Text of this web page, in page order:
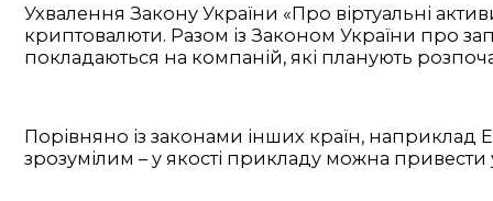
Ухвалення Закону України «Про віртуальні
криптовалюти. Разом із Законом України про
покладаються на компаній, які планують
Порівняно із законами інших країн, наприклад
зрозумілим – у якості прикладу можна привести